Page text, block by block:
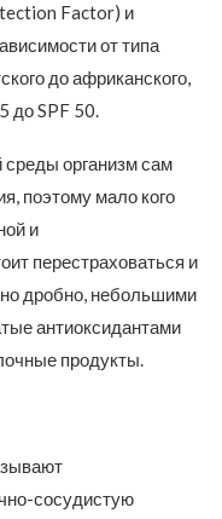
Factor) и
от типа
до африканского,
до SPF 50.
среды организм сам
поэтому мало кого
и
перестраховаться и
дробно, небольшими
антиоксидантами
продукты.
сосудистую